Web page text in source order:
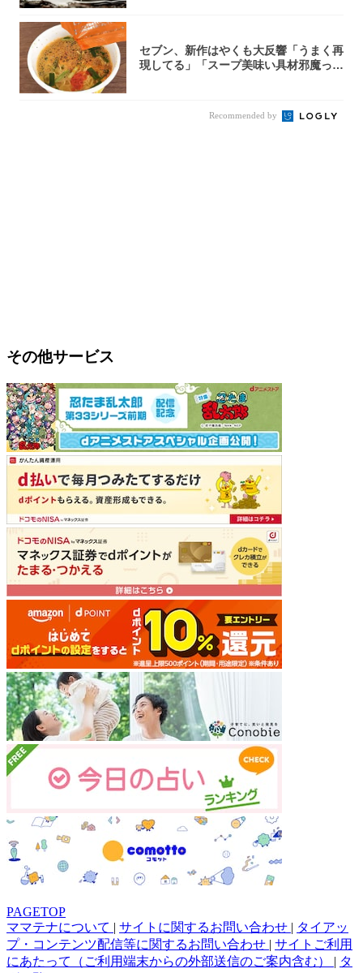
セブン、新作はやくも大反響「うまく再
現してる」「スープ美味い具材邪魔って
Recommended by
その他サービス
PAGETOP
ママテナについて | サイトに関するお問い合わせ | タイアッ
プ・コンテンツ配信等に関するお問い合わせ | サイトご利用
にあたって（ご利用端末からの外部送信のご案内含む） | タ